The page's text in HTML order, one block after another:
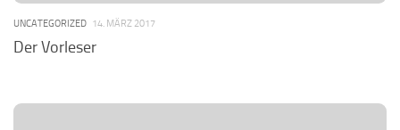
UNCATEGORIZED 14. MÄRZ 2017
Der Vorleser